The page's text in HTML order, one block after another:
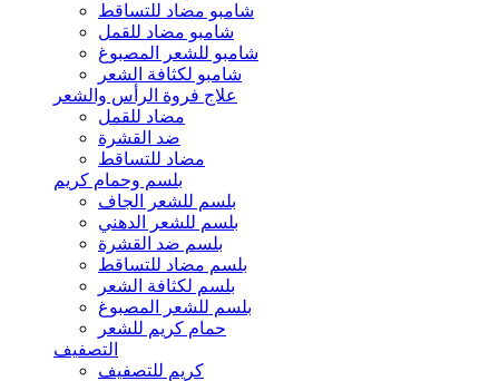
شامبو مضاد للتساقط
شامبو مضاد للقمل
شامبو للشعر المصبوغ
شامبو لكثافة الشعر
علاج فروة الرأس والشعر
مضاد للقمل
ضد القشرة
مضاد للتساقط
بلسم وحمام كريم
بلسم للشعر الجاف
بلسم للشعر الدهني
بلسم ضد القشرة
بلسم مضاد للتساقط
بلسم لكثافة الشعر
بلسم للشعر المصبوغ
حمام كريم للشعر
التصفيف
كريم للتصفيف